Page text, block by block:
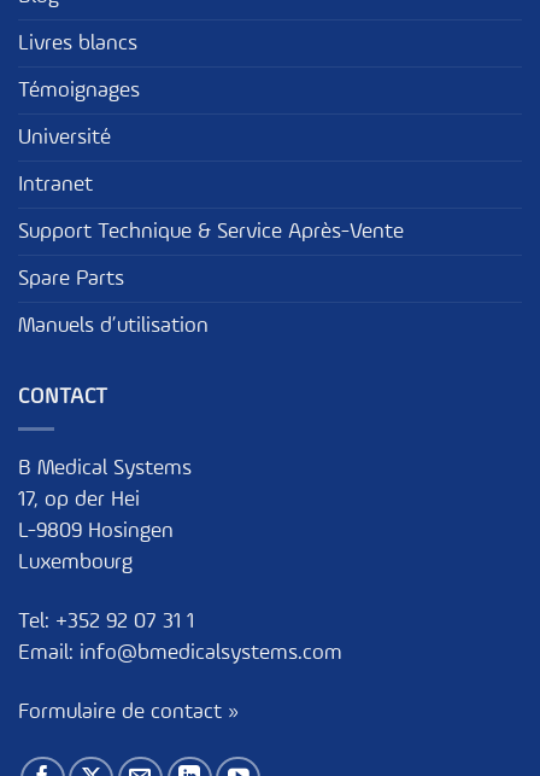
Livres blancs
Témoignages
Université
Intranet
Support Technique & Service Après-Vente
Spare Parts
Manuels d’utilisation
CONTACT
B Medical Systems
17, op der Hei
L-9809 Hosingen
Luxembourg
Tel: +352 92 07 31 1
Email: info@bmedicalsystems.com
Formulaire de contact »